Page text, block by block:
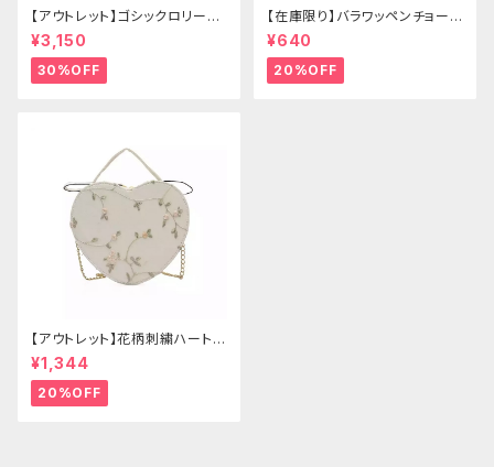
【アウトレット】ゴシックロリータ
ゴールドクラウン＆ホーン(ヴェ
ール付き)
¥3,150
30%OFF
【在庫限り】バラワッペンチョーカ
ー
¥640
20%OFF
【アウトレット】花柄刺繍ハートバ
ッグ
¥1,344
20%OFF